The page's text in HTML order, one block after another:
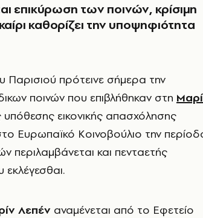
επικύρωση των ποινών, κρίσιμη
καθορίζει την υποψηφιότητα
Παρισιού πρότεινε σήμερα την
ποινών που επιβλήθηκαν στη
υπόθεσης εικονικής απασχόλησης
Ευρωπαϊκό Κοινοβούλιο την
και πενταετής
Λεπέν αναμένεται από το Εφετείο